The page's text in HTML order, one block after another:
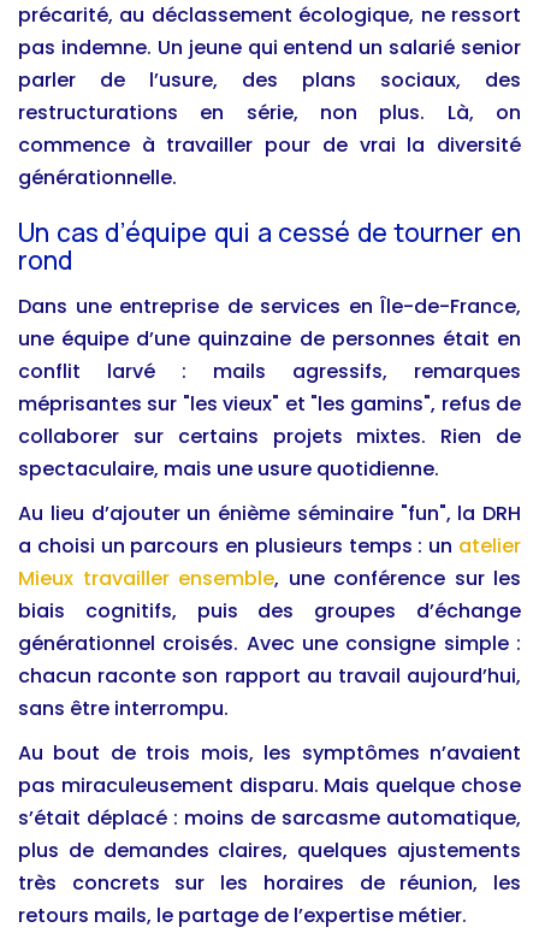
précarité, au déclassement écologique, ne ressort
pas indemne. Un jeune qui entend un salarié senior
parler de l’usure, des plans sociaux, des
restructurations en série, non plus. Là, on
commence à travailler pour de vrai la diversité
générationnelle.
Un cas d’équipe qui a cessé de tourner en
rond
Dans une entreprise de services en Île-de-France,
une équipe d’une quinzaine de personnes était en
conflit larvé : mails agressifs, remarques
méprisantes sur "les vieux" et "les gamins", refus de
collaborer sur certains projets mixtes. Rien de
spectaculaire, mais une usure quotidienne.
Au lieu d’ajouter un énième séminaire "fun", la DRH
a choisi un parcours en plusieurs temps : un atelier
Mieux travailler ensemble, une conférence sur les
biais cognitifs, puis des groupes d’échange
générationnel croisés. Avec une consigne simple :
chacun raconte son rapport au travail aujourd’hui,
sans être interrompu.
Au bout de trois mois, les symptômes n’avaient
pas miraculeusement disparu. Mais quelque chose
s’était déplacé : moins de sarcasme automatique,
plus de demandes claires, quelques ajustements
très concrets sur les horaires de réunion, les
retours mails, le partage de l’expertise métier.